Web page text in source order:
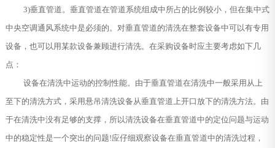
3)垂直管道。垂直管道在管道系统组成中所占的比例较小，但在集中式
中央空调通风系统中是必须的。对垂直管道的清洗在整套设备中可以有专用
设备，也可以用某款设备兼顾进行清洗。在采购设备时应主要考虑如下几
点：
设备在清洗中运动的控制性能。由于垂直管道在清洗中一般采用从上
至下的清洗方式，采用悬吊清洗设备从垂直管道上开口放下的清洗方法。由
于在清洗中没有足够的支撑，所以清洗设备在垂直管道中的定位问题与运动
中的稳定性是一个突出的问题!应仔细观察设备在垂直管道中的清洗过程，